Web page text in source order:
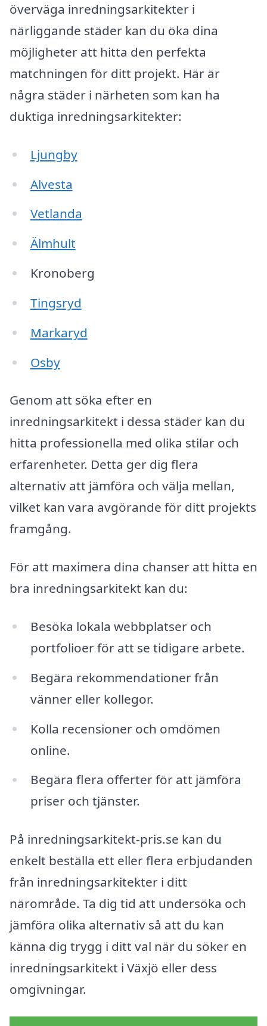
överväga inredningsarkitekter i
närliggande städer kan du öka dina
möjligheter att hitta den perfekta
matchningen för ditt projekt. Här är
några städer i närheten som kan ha
duktiga inredningsarkitekter:
Ljungby
Alvesta
Vetlanda
Älmhult
Kronoberg
Tingsryd
Markaryd
Osby
Genom att söka efter en
inredningsarkitekt i dessa städer kan du
hitta professionella med olika stilar och
erfarenheter. Detta ger dig flera
alternativ att jämföra och välja mellan,
vilket kan vara avgörande för ditt projekts
framgång.
För att maximera dina chanser att hitta en
bra inredningsarkitekt kan du:
Besöka lokala webbplatser och
portfolioer för att se tidigare arbete.
Begära rekommendationer från
vänner eller kollegor.
Kolla recensioner och omdömen
online.
Begära flera offerter för att jämföra
priser och tjänster.
På inredningsarkitekt-pris.se kan du
enkelt beställa ett eller flera erbjudanden
från inredningsarkitekter i ditt
närområde. Ta dig tid att undersöka och
jämföra olika alternativ så att du kan
känna dig trygg i ditt val när du söker en
inredningsarkitekt i Växjö eller dess
omgivningar.